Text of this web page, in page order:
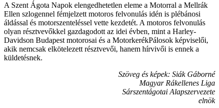
A Szent Ágota Napok elengedhetetlen eleme a Motorral a Mellrák
Ellen szlogennel fémjelzett motoros felvonulás idén is plébánosi
áldással és motorszenteléssel vette kezdetét. A motoros felvonulás
olyan résztvevőkkel gazdagodott az idei évben, mint a Harley-
Davidson Budapest motorosai és a MotorkerékPálosok képviselői,
akik nemcsak elkötelezett résztvevői, hanem hírvivői is ennek a
küldetésnek.
Szöveg és képek: Siák Gáborné
Magyar Rákellenes Liga
Sárszentágotai Alapszervezete
elnök